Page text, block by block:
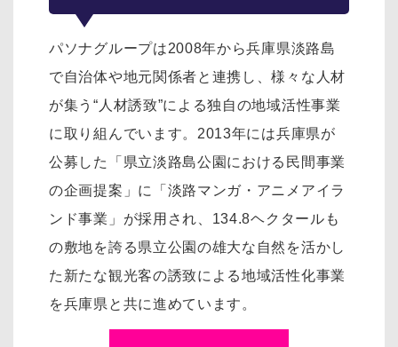
パソナグループは2008年から兵庫県淡路島
で自治体や地元関係者と連携し、様々な人材
が集う“人材誘致”による独自の地域活性事業
に取り組んでいます。2013年には兵庫県が
公募した「県立淡路島公園における民間事業
の企画提案」に「淡路マンガ・アニメアイラ
ンド事業」が採用され、134.8ヘクタールも
の敷地を誇る県立公園の雄大な自然を活かし
た新たな観光客の誘致による地域活性化事業
を兵庫県と共に進めています。